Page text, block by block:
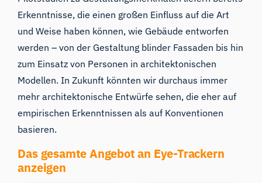
Erkenntnisse, die einen großen Einfluss auf die Art
und Weise haben können, wie Gebäude entworfen
werden –von der Gestaltung blinder Fassaden bis hin
zum Einsatz von Personen in architektonischen
Modellen. In Zukunft könnten wir durchaus immer
mehr architektonische Entwürfe sehen, die eher auf
empirischen Erkenntnissen als auf Konventionen
basieren.
Das gesamte Angebot an Eye-Trackern
anzeigen